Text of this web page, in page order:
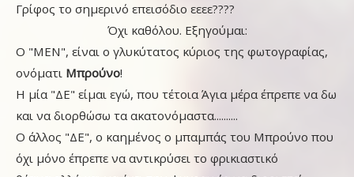
Γρίφος το σημερινό επεισόδιο εεεε????
Όχι καθόλου. Εξηγούμαι:
Ο "ΜΕΝ", είναι ο γλυκύτατος κύριος της φωτογραφίας,
ονόματι Μπρούνο!
Η μία "ΔΕ" είμαι εγώ, που τέτοια Άγια μέρα έπρεπε να δω
και να διορθώσω τα ακατονόμαστα..........
Ο άλλος "ΔΕ", ο καημένος ο μπαμπάς του Μπρούνο που
όχι μόνο έπρεπε να αντικρύσει το φρικιαστικό